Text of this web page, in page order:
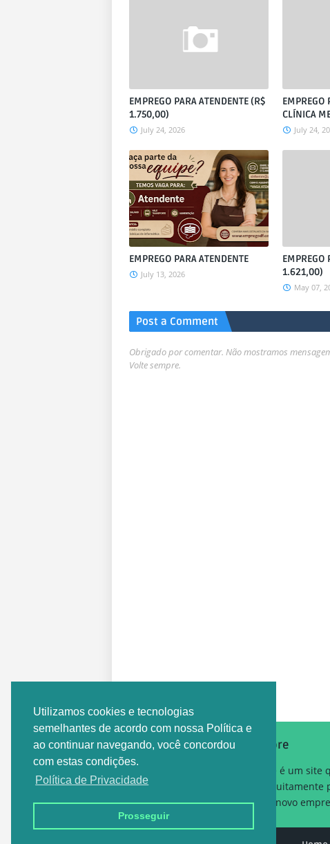
Utilizamos cookies e tecnologias
semelhantes de acordo com nossa Política e
ao continuar navegando, você concordou
com estas condições.
Política de Privacidade
Prosseguir
EMPREGO PARA ATENDENTE (R$
1.750,00)
July 24, 2026
EMPREGO
CLÍNICA
July 24,
EMPREGO PARA ATENDENTE
July 13, 2026
EMPREGO
1.621,00)
May 07,
Post a Comment
Obrigado por comentar. Não mostramos
Volte sempre.
Sobre
Este é um
um novo